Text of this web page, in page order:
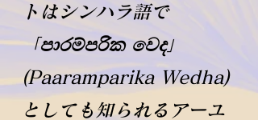
トはシンハラ語で
「පාරම්පරික වෙද」
(Paaramparika Wedha)
としても知られるアーユ